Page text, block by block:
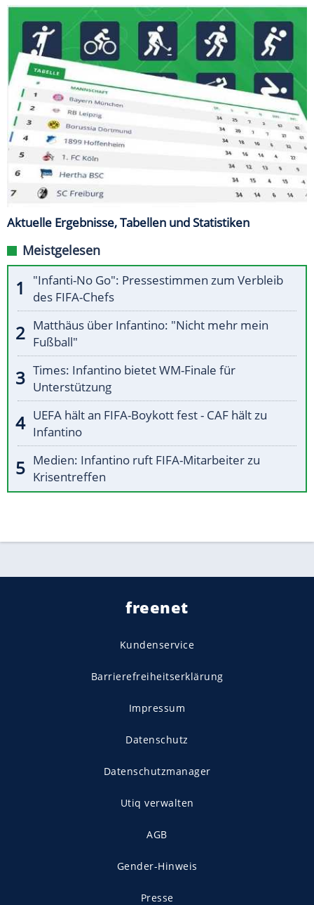
Aktuelle Ergebnisse, Tabellen und Statistiken
Meistgelesen
"Infanti-No Go": Pressestimmen zum Verbleib
des FIFA-Chefs
Matthäus über Infantino: "Nicht mehr mein
Fußball"
Times: Infantino bietet WM-Finale für
Unterstützung
UEFA hält an FIFA-Boykott fest - CAF hält zu
Infantino
Medien: Infantino ruft FIFA-Mitarbeiter zu
Krisentreffen
freenet
Kundenservice
Barrierefreiheitserklärung
Impressum
Datenschutz
Datenschutzmanager
Utiq verwalten
AGB
Gender-Hinweis
Presse